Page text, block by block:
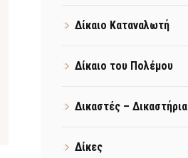
Δίκαιο Καταναλωτή
Δίκαιο του Πολέμου
Δικαστές – Δικαστήρια
Δίκες